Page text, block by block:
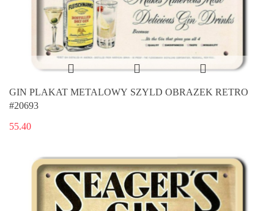
GIN PLAKAT METALOWY SZYLD OBRAZEK RETRO
#20693
55.40